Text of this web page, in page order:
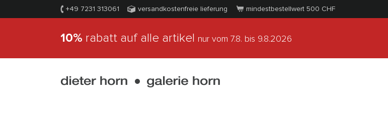
+49 7231 313061 versandkostenfreie lieferung mindestbestellwert 500 CHF
10% rabatt auf alle artikel nur vom 7.8. bis 9.8.2026